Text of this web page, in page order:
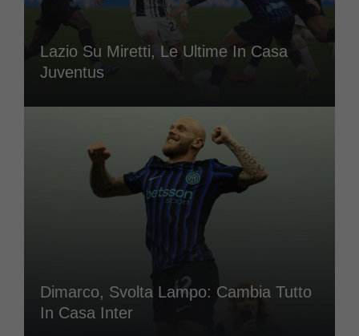
Lazio Su Miretti, Le Ultime In Casa
Juventus
Dimarco, Svolta Lampo: Cambia Tutto
In Casa Inter